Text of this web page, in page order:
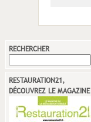
RECHERCHER
RESTAURATION21,
DÉCOUVREZ LE MAGAZINE